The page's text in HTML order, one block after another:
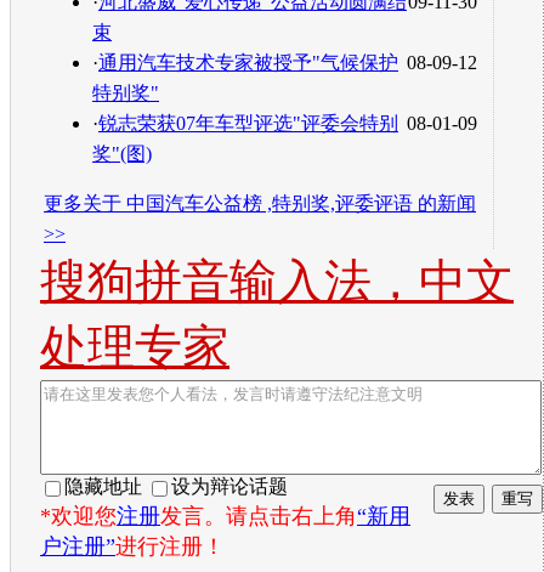
束
08-09-12
·通用汽车技术专家被授予"气候保护
特别奖"
08-01-09
·锐志荣获07年车型评选"评委会特别
奖"(图)
更多关于 中国汽车公益榜 ,特别奖,评委评语 的新闻
>>
搜狗拼音输入法，中文
处理专家
隐藏地址 设为辩论话题
*欢迎您注册发言。请点击右上角“新用
户注册”进行注册！